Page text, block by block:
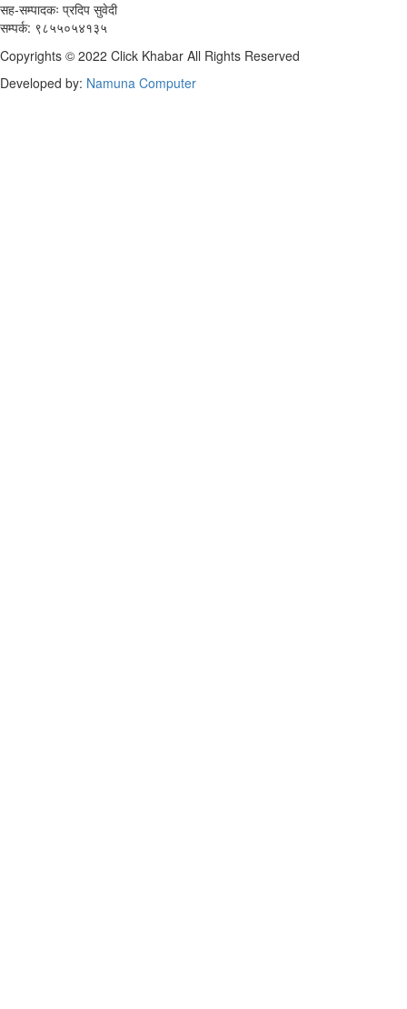
सह-सम्पादकः प्रदिप सुवेदी
सम्पर्क: ९८५५०५४१३५
Copyrights © 2022 Click Khabar All Rights Reserved
Developed by: Namuna Computer